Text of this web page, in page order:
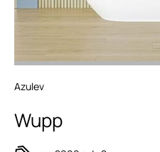
Azulev
Wupp